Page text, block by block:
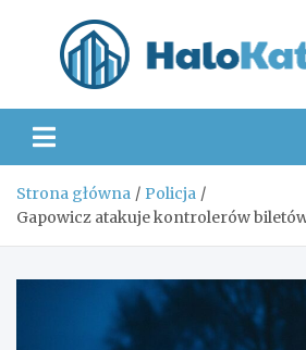
Strona główna
Policja
Gapowicz atakuje kontrolerów